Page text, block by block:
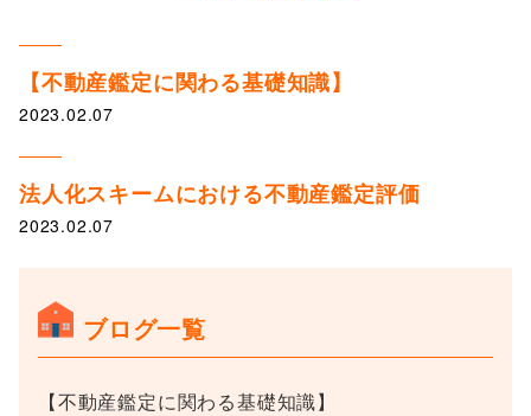
【不動産鑑定に関わる基礎知識】
2023.02.07
法人化スキームにおける不動産鑑定評価
2023.02.07
ブログ一覧
【不動産鑑定に関わる基礎知識】